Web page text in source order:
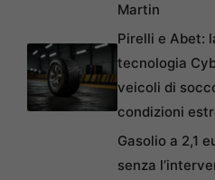
Martin
Pirelli e Abet:
tecnologia
veicoli di
condizioni
Gasolio a 2,1
senza